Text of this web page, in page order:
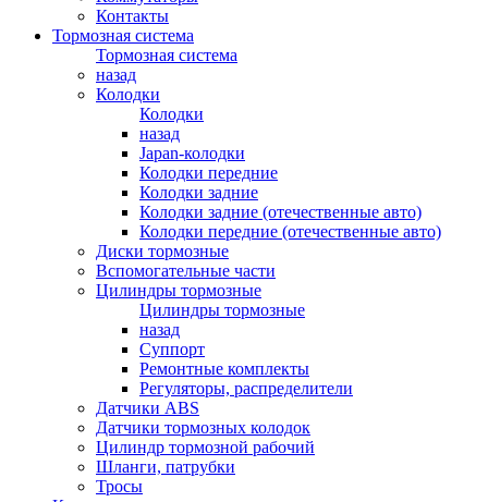
Контакты
Тормозная система
Тормозная система
назад
Колодки
Колодки
назад
Japan-колодки
Колодки передние
Колодки задние
Колодки задние (отечественные авто)
Колодки передние (отечественные авто)
Диски тормозные
Вспомогательные части
Цилиндры тормозные
Цилиндры тормозные
назад
Суппорт
Ремонтные комплекты
Регуляторы, распределители
Датчики ABS
Датчики тормозных колодок
Цилиндр тормозной рабочий
Шланги, патрубки
Тросы